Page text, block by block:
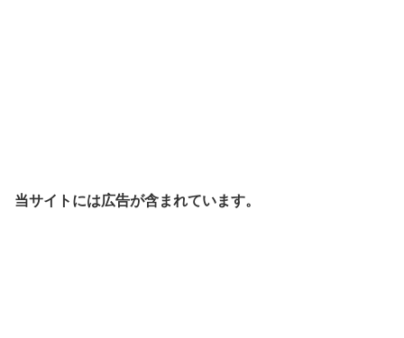
当サイトには広告が含まれています。